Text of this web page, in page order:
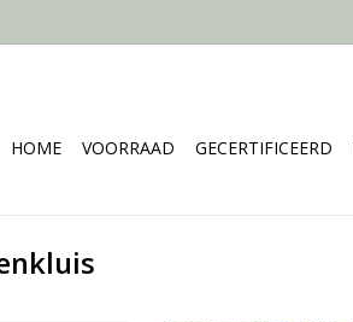
HOME VOORRAAD GECERTIFICEERD